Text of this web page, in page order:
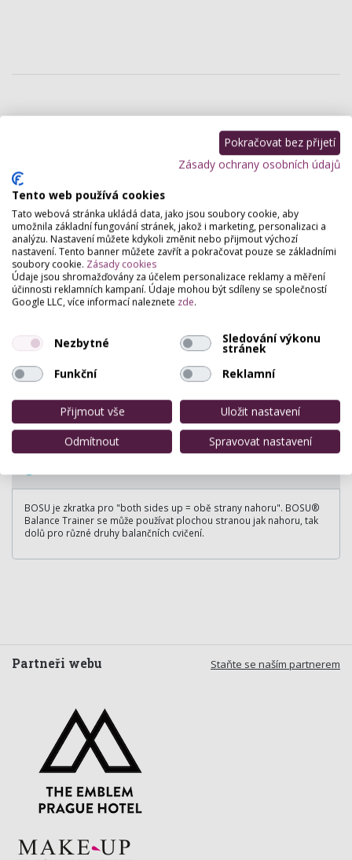
BOSU je zkratka pro "both sides up = obě strany nahoru". BOSU®
Balance Trainer se může používat plochou stranou jak nahoru, tak
dolů pro různé druhy balančních cvičení.
Staňte se naším partnerem
Partneři webu
Pokračovat bez přijetí
Zásady ochrany osobních údajů
Tento web používá cookies
Tato webová stránka ukládá data, jako jsou soubory cookie, aby
umožnila základní fungování stránek, jakož i marketing, personalizaci a
analýzu. Nastavení můžete kdykoli změnit nebo přijmout výchozí
nastavení. Tento banner můžete zavřít a pokračovat pouze se základními
soubory cookie. Zásady cookies
Údaje jsou shromažďovány za účelem personalizace reklamy a měření
účinnosti reklamních kampaní. Údaje mohou být sdíleny se společností
Google LLC, více informací naleznete zde.
Nezbytné Sledování výkonu
stránek
Funkční
Reklamní
Přijmout vše
Uložit nastavení
Odmítnout
Spravovat nastavení